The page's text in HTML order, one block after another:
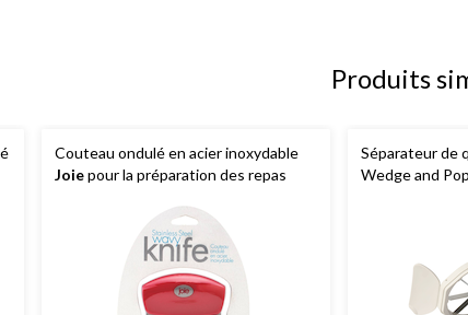
Produits
Couteau ondulé en acier inoxydable
Joiepour la préparation des repas
Séparateur de
Wedge and